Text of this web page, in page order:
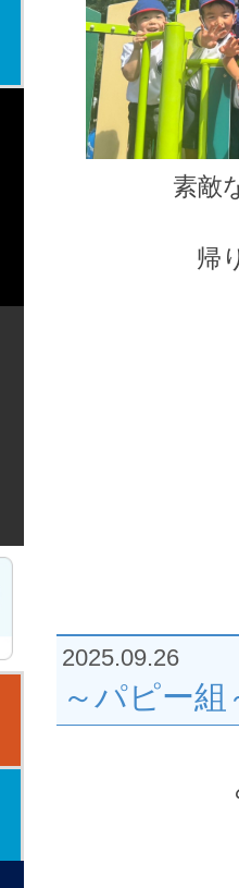
素敵
帰
2025.09.26
～パピー組